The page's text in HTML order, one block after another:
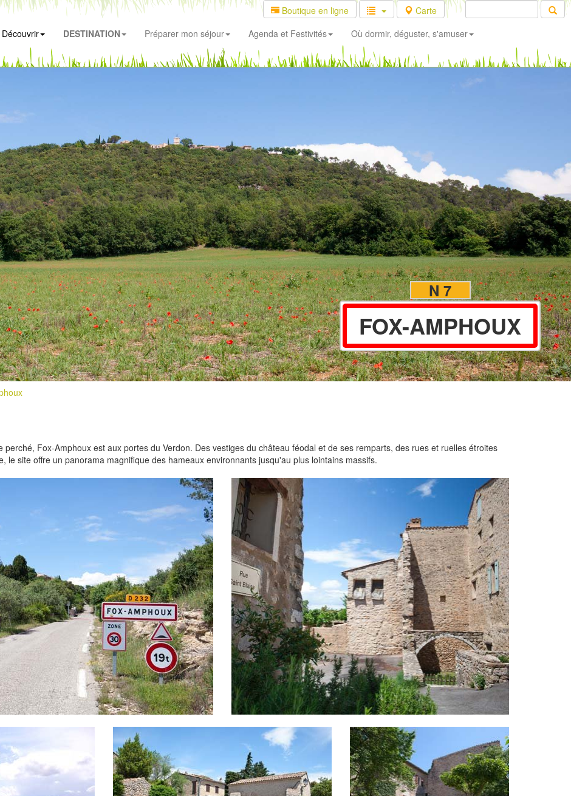
Boutique en ligne
Carte
Découvrir
DESTINATION Préparer mon séjour Agenda et Festivités Où dormir, déguster, s'amuser
N 7
FOX-AMPHOUX
Fox-Amphoux est aux portes du Verdon. Des vestiges du château féodal et de ses remparts, des rues et ruelles étroites
le site offre un panorama magnifique des hameaux environnants jusqu'au plus lointains massifs.